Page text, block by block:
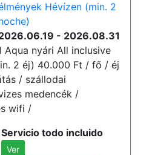
Hévízen (min. 2
- 2026.08.31
Aqua nyári All inclusive
2 éj) 40.000 Ft / fő / éj
/ szállodai
medencék /
wifi /
Servicio todo incluido
Ver